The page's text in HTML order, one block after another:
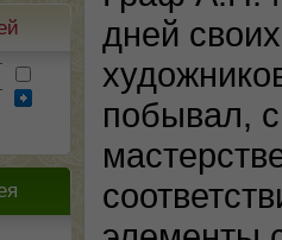
дней
побывал,